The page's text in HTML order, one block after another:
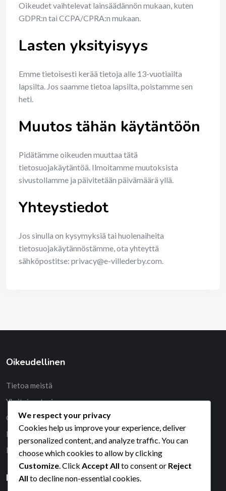
Oikeudet vaihtelevat lainsäädännön mukaan, kuten
GDPR:n tai CCPA/CPRA:n mukaan.
Lasten yksityisyys
Emme tietoisesti kerää tietoja alle 13-vuotiailta
lapsilta. Jos saamme tietoa lapsilta, poistamme sen
heti.
Muutos tähän käytäntöön
Pidätämme oikeuden muuttaa tätä
tietosuojakäytäntöä. Ilmoitamme muutoksista
sivustollamme ja päivitetään päivämäärä yllä.
Yhteystiedot
Jos sinulla on kysymyksiä tai huolenaiheita
tietosuojakäytännöstämme, ota yhteyttä
sähköpostitse: privacy@e-villederby.com.
Oikeudellinen
Tietoa meistä
Yksityisyytesi
Ota yhteys
Evästekäytäntö
Palveluehdot
Haku
We respect your privacy
Cookies help us improve your experience, deliver
personalized content, and analyze traffic. You can
choose which cookies to allow by clicking
Customize . Click Accept All to consent or Reject
All to decline non-essential cookies.